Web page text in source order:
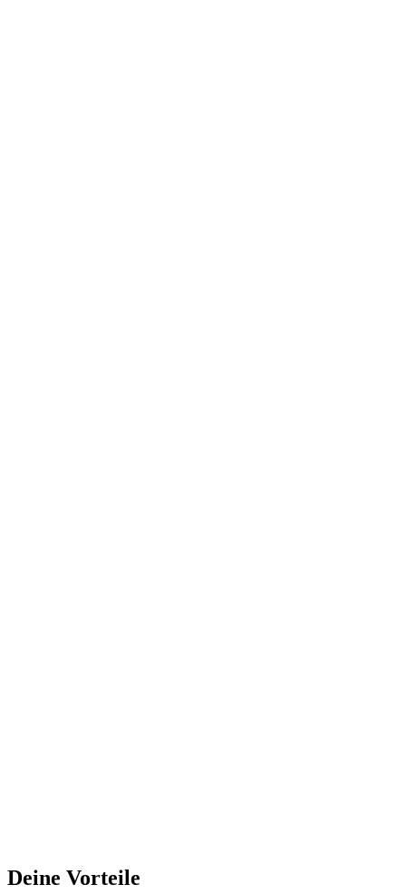
Deine Vorteile